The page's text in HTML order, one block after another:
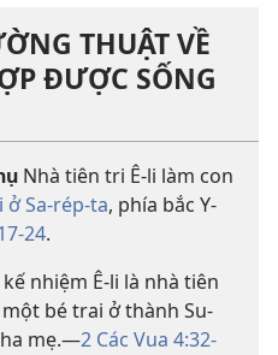
THUẬT VỀ
ĐƯỢC SỐNG
Nhà tiên tri Ê-li làm con
Sa-rép-ta, phía bắc Y-
24.
nhiệm Ê-li là nhà tiên
bé trai ở thành Su-
mẹ.—2 Các Vua 4:32-